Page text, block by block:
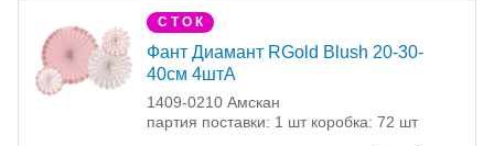
С Т О К
Фант Диамант RGold Blush 20-30-
40см 4штA
1409-0210 Амскан
партия поставки: 1 шт коробка: 72 шт